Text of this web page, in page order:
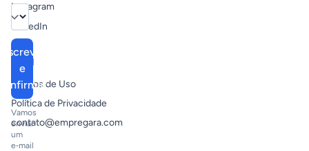
e
Vamos
enviar
um
e‑mail
Instagram
LinkedIn
Legal
Termos de Uso
Política de Privacidade
contato@empregara.com